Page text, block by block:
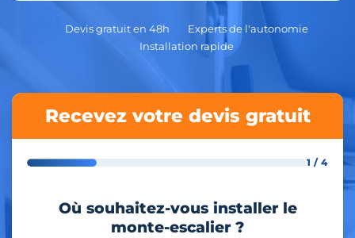
Devis gratuit en 48h
Experts de l'autonomie
Installation rapide
Recevez votre devis gratuit
1 / 4
Où souhaitez-vous installer le
monte-escalier ?